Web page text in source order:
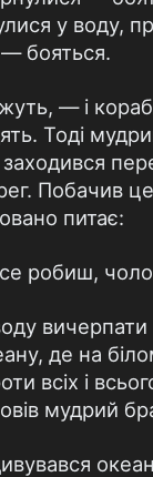
у воду,
бояться.
— і
Тоді
заходився
Побачив
питає:
робиш,
вичерпати
де на
всіх і
мудрий